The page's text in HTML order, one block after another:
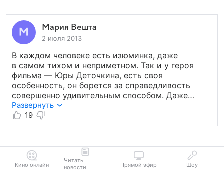
Мария Вешта
2 июля 2013
В каждом человеке есть изюминка, даже
в самом тихом и неприметном. Так и у героя
фильма — Юры Деточкина, есть своя
особенность, он борется за справедливость
совершенно удивительным способом. Даже
опытный следователь, с которым Деточкин
занимается в театральном кружке не может
представить, что череда краж, которую
Юрием. В конце, герои фильма, а так же зрители,
целиком и полностью поддерживают главного
героя, не смотря на то что он борется
Развернуть
19
Кино онлайн
Читать
новости
Прямой эфир Шоу